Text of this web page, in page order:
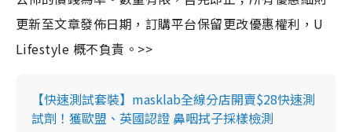
更新至文章發佈日期，訂購平台保留更改優惠權利，U
Lifestyle 概不負責。>>
【快速測試套裝】masklab全線分店開賣$28快速測
試劑！獲歐盟、英國認證 鼻咽拭子採樣檢測